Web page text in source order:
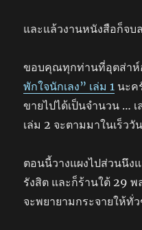
และแล้วงานหนังสือก็จบ
ขอบคุณทุกท่านที่อุตส่า
พักใจนักเลง” เล่ม 1 นะค
ขายไปได้เป็นจำนวน …
เล่ม 2 จะตามมาในเร็ววั
ตอนนี้วางแผงไปส่วนนึง
รังสิต และก็ร้านใต้ 29
จะพยายามกระจายให้ทั่